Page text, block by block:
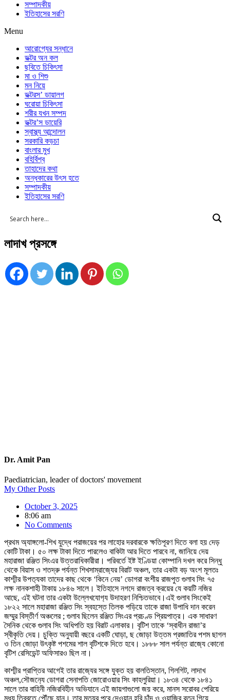
সম্পাদকীয়
ইতিহাসের সরণি
Menu
আরোগ্যের সন্ধানে
ডক্টর অন কল
ছবিতে চিকিৎসা
মা ও শিশু
মন নিয়ে
ডক্টরস’ ডায়ালগ
ঘরোয়া চিকিৎসা
শরীর যখন সম্পদ
ডক্টর’স ডায়েরি
স্বাস্থ্য আন্দোলন
সরকারি কড়চা
বাংলার মুখ
বহির্বিশ্ব
তাহাদের কথা
অন্ধকারের উৎস হতে
সম্পাদকীয়
ইতিহাসের সরণি
লাদাখ প্রসঙ্গে
Dr. Amit Pan
Paediatrician, leader of doctors' movement
My Other Posts
October 3, 2025
8:06 am
No Comments
প্রথম অ‍্যাঙ্গলো-শিখ যুদ্ধে পরাজয়ের পর লাহোর দরবারকে ক্ষতিপূরণ দিতে বলা হয় দেড়
কোটি টাকা। ৫০ লক্ষ টাকা দিতে পারলেও বাকিটা আর দিতে পারবে না, জানিয়ে দেয়
মহারাজা রঞ্জিত সিংএর উত্তরাধিকারীরা। পরিবর্তে ইষ্ট ইণ্ডিয়া কোম্পানি দখল করে সিন্ধু
থেকে বিয়াস ও শতদ্রু পর্যন্ত শিখসাম্রাজ‍্যের বিরাট অঞ্চল, তার একটা বড় অংশ মূলতঃ
কাশ্মীর উপত‍্যকা তাদের কাছ থেকে ‘কিনে নেয়’ ডোগরা বংশীয় রাজপুত গুলাব সিং ৭৫
লক্ষ নানকশাহী টাকায় ১৮৪৬ সালে। ইতিহাসে নগদে রাজত্ব ক্রয়ের যে কয়টি নজির
আছে, এই ঘটনা তার একটা উল্লেখযোগ‍্য উদাহরণ নিশ্চিতভাবে।এই গুলাব সিংকেই
১৮২২ সালে মহারাজা রঞ্জিত সিং স্বহস্তে তিলক পড়িয়ে তাকে রাজা উপাধি দান করেন
জম্মুর বিস্তীর্ণ অঞ্চলের ; গুলাব ছিলেন রঞ্জিত সিংএর প্রচণ্ড প্রিয়পাত্র। এক সাধারণ
সৈনিক থেকে গুলাব সিং অধিপতি হয় বিরাট এলাকার। বৃটিশ তাকে ‘স্বাধীন রাজা’র
স্বীকৃতি দেয়। চুক্তি অনুযায়ী বছরে একটি ঘোড়া, ছ জোড়া উত্তম প্রজাতির পশম ছাগল
ও তিন জোড়া উৎকৃষ্ট পশমের শাল বৃটিশকে দিতে হবে। ১৮৮৮ সাল পর্যন্ত রাজ‍্যে কোনো
বৃটিশ রেসিডেন্ট অফিসারও ছিল না।
কাশ্মীর প্রাপ্তির আগেই তার রাজ‍্যের সঙ্গে যুক্ত হয় বালতিস্তান, গিলগিট, লাদাখ
অঞ্চল,সৌজন‍্যে ডোগরা সেনাপতি জোরোওয়ার সিং কাহলুরিয়া। ১৮৩৪ থেকে ১৮৪১
সালে তার বাহিনী নজিরবিহীন অভিযানে এই জায়গাগুলো জয় করে, মানস সরোবর পেরিয়ে